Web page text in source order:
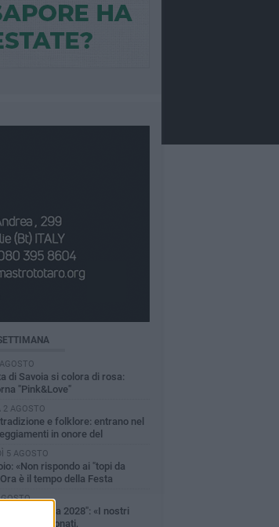
di Savoia si colora di rosa:
"Pink&Love"
2 AGOSTO
e folklore: entrano nel
in onore del
5 AGOSTO
«Non rispondo ai "topi da
è il tempo della Festa
"Margherita 2028": «I nostri
abbandonati,